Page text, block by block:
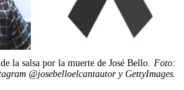
la salsa por la muerte de José Bello.
Foto:
@josebelloelcantautor y GettyImages.